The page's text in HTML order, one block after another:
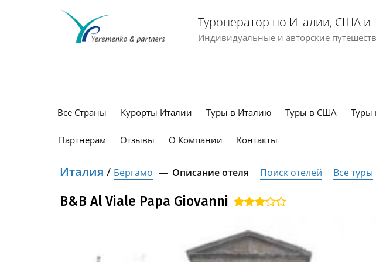
Туроператор по Италии, США
Индивидуальные и авторские
Все Страны Курорты Италии Туры в Италию Туры в США Туры
Партнерам Отзывы О Компании Контакты
Италия / Бергамо Описание отеля Поиск отелей Все туры
B&B Al Viale Papa Giovanni